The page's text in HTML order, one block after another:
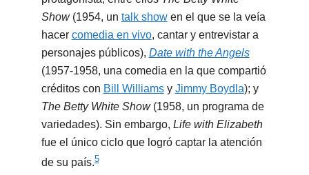
Show(1954, un talk showen el que se la veía
hacer comedia en vivo, cantar y entrevistar a
personajes públicos), Date with the Angels
(1957-1958, una comedia en la que compartió
créditos con Bill Williamsy Jimmy Boydla); y
The Betty White Show(1958, un programa de
variedades). Sin embargo, Life with Elizabeth
fue el único ciclo que logró captar la atención
de su país.5